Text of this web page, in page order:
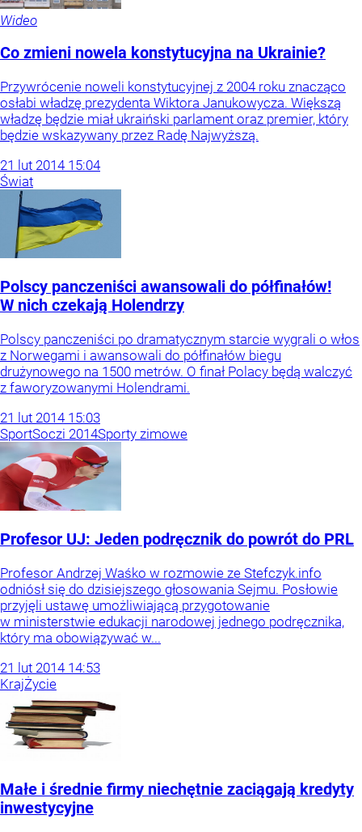
Wideo
Co zmieni nowela konstytucyjna na Ukrainie?
Przywrócenie noweli konstytucyjnej z 2004 roku znacząco
osłabi władzę prezydenta Wiktora Janukowycza. Większą
władzę będzie miał ukraiński parlament oraz premier, który
będzie wskazywany przez Radę Najwyższą.
21 lut 2014 15:04
Świat
Polscy panczeniści awansowali do półfinałów!
W nich czekają Holendrzy
Polscy panczeniści po dramatycznym starcie wygrali o włos
z Norwegami i awansowali do półfinałów biegu
drużynowego na 1500 metrów. O finał Polacy będą walczyć
z faworyzowanymi Holendrami.
21 lut 2014 15:03
SportSoczi 2014Sporty zimowe
Profesor UJ: Jeden podręcznik do powrót do PRL
Profesor Andrzej Waśko w rozmowie ze Stefczyk.info
odniósł się do dzisiejszego głosowania Sejmu. Posłowie
przyjęli ustawę umożliwiającą przygotowanie
w ministerstwie edukacji narodowej jednego podręcznika,
który ma obowiązywać w...
21 lut 2014 14:53
KrajŻycie
Małe i średnie firmy niechętnie zaciągają kredyty
inwestycyjne